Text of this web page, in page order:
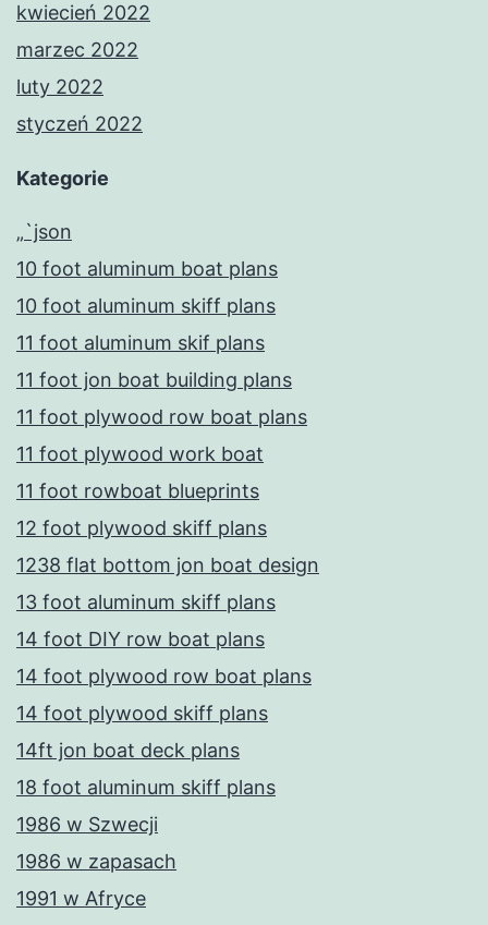
kwiecień 2022
marzec 2022
luty 2022
styczeń 2022
Kategorie
„`json
10 foot aluminum boat plans
10 foot aluminum skiff plans
11 foot aluminum skif plans
11 foot jon boat building plans
11 foot plywood row boat plans
11 foot plywood work boat
11 foot rowboat blueprints
12 foot plywood skiff plans
1238 flat bottom jon boat design
13 foot aluminum skiff plans
14 foot DIY row boat plans
14 foot plywood row boat plans
14 foot plywood skiff plans
14ft jon boat deck plans
18 foot aluminum skiff plans
1986 w Szwecji
1986 w zapasach
1991 w Afryce